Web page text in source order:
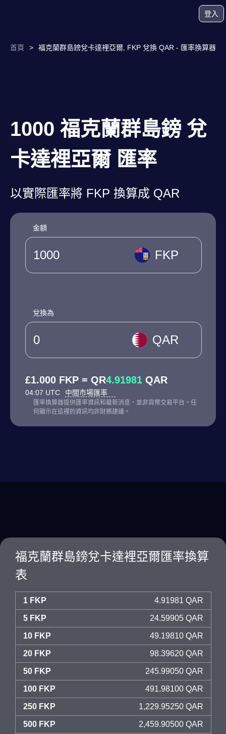
登入
首頁 > 福克蘭群島鎊兌卡達裡亞爾, FKP 兌換 QAR - 匯率換算器
1000 福克蘭群島鎊 兌
卡達裡亞爾 匯率
以實際匯率將 FKP 換算成 QAR
金額
FKP
兌換為
QAR
£1.000 FKP = QR4.91981 QAR
04:07 UTC 中間市場匯率
匯率換算器提供匯率資訊和最新消息，並非貨幣交易平台。任
何顯示在這裡的資訊均非財務建議。
福克蘭群島鎊兌卡達裡亞爾匯率換算
表
1 FKP 4.91981 QAR
5 FKP 24.59905 QAR
10 FKP 49.19810 QAR
20 FKP 98.39620 QAR
50 FKP 245.99050 QAR
100 FKP 491.98100 QAR
250 FKP 1,229.95250 QAR
500 FKP 2,459.90500 QAR